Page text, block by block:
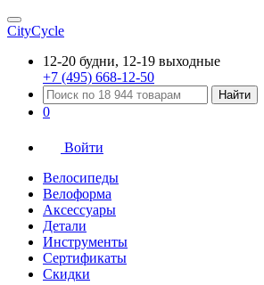
CityCycle
12-20 будни, 12-19 выходные
+7 (495) 668-12-50
Найти
0
Войти
Велосипеды
Велоформа
Аксессуары
Детали
Инструменты
Сертификаты
Скидки